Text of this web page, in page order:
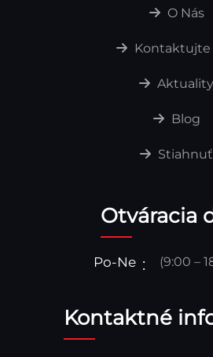
O Nás
Kontaktujte
Aktuality
Blog
Stiahnuť
Otváracia
Po-Ne (9:00 –
Kontaktné